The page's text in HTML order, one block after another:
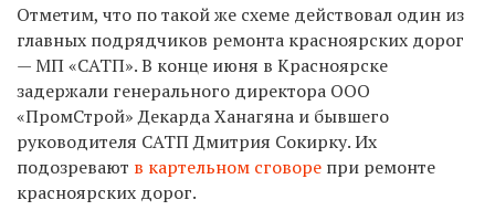
Отметим, что по такой же схеме действовал один из
главных подрядчиков ремонта красноярских дорог
— МП «САТП».В конце июня в Красноярске
задержали генерального директора ООО
«ПромСтрой» Декарда Ханагяна и бывшего
руководителя САТП Дмитрия Сокирку. Их
подозревают в картельном сговоре при ремонте
красноярских дорог.